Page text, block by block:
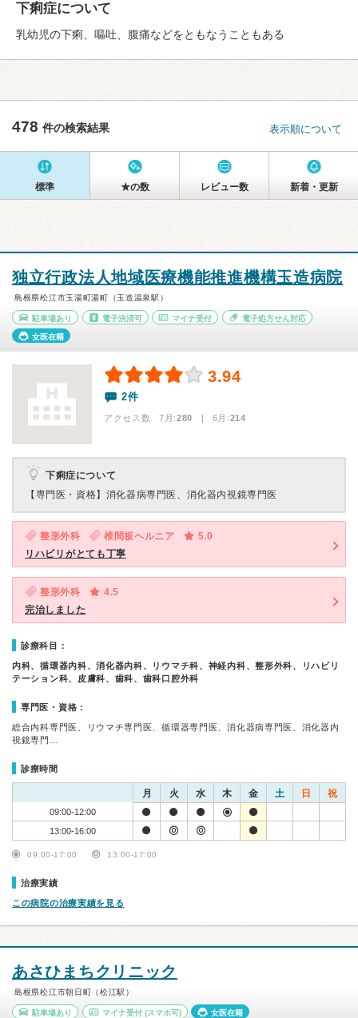
下痢症について
乳幼児の下痢、嘔吐、腹痛などをともなうこともある
478 件の検索結果 表示順について
標準 ★の数 レビュー数 新着・更新
独立行政法人地域医療機能推進機構玉造病院
島根県松江市玉湯町湯町（玉造温泉駅）
駐車場あり 電子決済可 マイナ受付 電子処方せん対応
女医在籍
3.94
2件
アクセス数 7月:280 | 6月:214
下痢症について
【専門医・資格】 消化器病専門医、消化器内視鏡専門医
整形外科 椎間板ヘルニア
5.0
リハビリがとても丁寧
整形外科
4.5
完治しました
診療科目：
内科、循環器内科、消化器内科、リウマチ科、神経内科、整形外科、リハビリ
テーション科、皮膚科、歯科、歯科口腔外科
専門医・資格：
総合内科専門医、リウマチ専門医、循環器専門医、消化器病専門医、消化器内
視鏡専門…
診療時間
月 火 水 木 金 土 日 祝
09:00-12:00
13:00-16:00
09:00-17:00 13:00-17:00
治療実績
この病院の治療実績を見る
あさひまちクリニック
島根県松江市朝日町（松江駅）
駐車場あり マイナ受付(スマホ可) 女医在籍